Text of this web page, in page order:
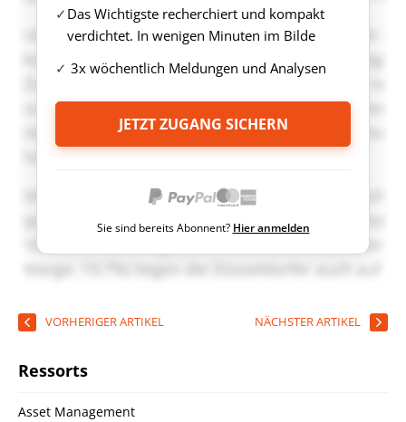
Das Wichtigste recherchiert und kompakt
verdichtet. In wenigen Minuten im Bilde
3x wöchentlich Meldungen und Analysen
JETZT ZUGANG SICHERN
Sie sind bereits Abonnent? Hier anmelden
VORHERIGER ARTIKEL NÄCHSTER ARTIKEL
Ressorts
Asset Management